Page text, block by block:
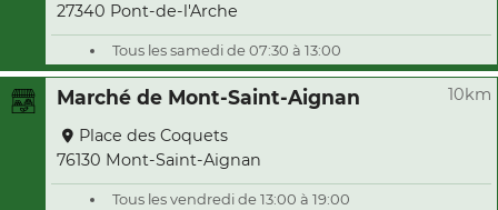
27340 Pont-de-l'Arche
Tous les samedi de 07:30 à 13:00
Marché de Mont-Saint-Aignan 10km
Place des Coquets
76130 Mont-Saint-Aignan
Tous les vendredi de 13:00 à 19:00